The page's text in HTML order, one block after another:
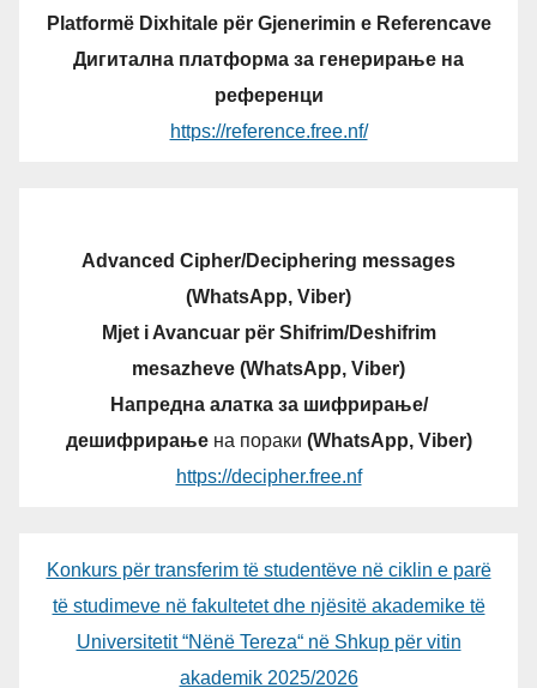
Platformë Dixhitale për Gjenerimin e Referencave
Дигитална платформа за генерирање на
референци
https://reference.free.nf/
Advanced Cipher/Deciphering messages
(WhatsApp, Viber)
Mjet i Avancuar për Shifrim/Deshifrim
mesazheve (WhatsApp, Viber)
Напредна алатка за шифрирање/
дешифрирањена пораки (WhatsApp, Viber)
https://decipher.free.nf
Konkurs për transferim të studentëve në ciklin e parë
të studimeve në fakultetet dhe njësitë akademike të
Universitetit “Nënë Tereza“ në Shkup për vitin
akademik 2025/2026